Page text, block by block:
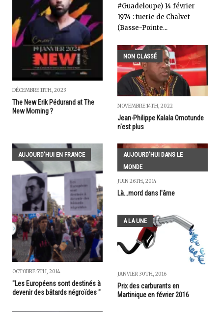
DÉCEMBRE 11TH, 2023
The New Erik Pédurand at The
New Morning ?
#Guadeloupe) 14 février
1974 : tuerie de Chalvet
(Basse-Pointe...
NON CLASSÉ
NOVEMBRE 14TH, 2022
Jean-Philippe Kalala Omotunde
n'est plus
AUJOURD'HUI EN FRANCE
OCTOBRE 5TH, 2014
"Les Européens sont destinés à
devenir des bâtards négroïdes "
AUJOURD'HUI DANS LE
MONDE
JUIN 26TH, 2014
Là...mord dans l'âme
A LA UNE
JANVIER 30TH, 2016
Prix des carburants en
Martinique en février 2016